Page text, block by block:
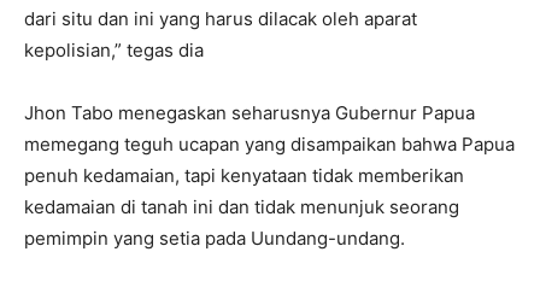
dari situ dan ini yang harus dilacak oleh aparat
kepolisian,” tegas dia
Jhon Tabo menegaskan seharusnya Gubernur Papua
memegang teguh ucapan yang disampaikan bahwa Papua
penuh kedamaian, tapi kenyataan tidak memberikan
kedamaian di tanah ini dan tidak menunjuk seorang
pemimpin yang setia pada Uundang-undang.